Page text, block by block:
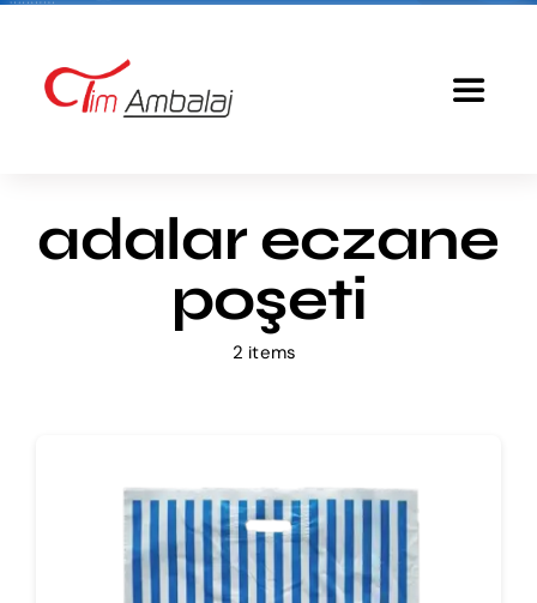
content
Toggle
Baskılı Poşet
Fiyatlandırma
adalar eczane
poşeti
2 items